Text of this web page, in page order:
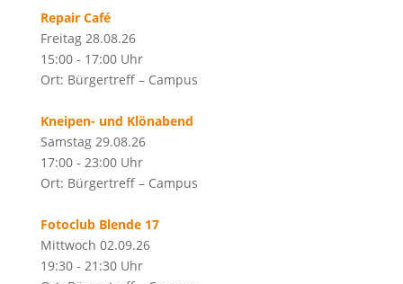
Repair Café
Freitag 28.08.26
15:00 - 17:00 Uhr
Ort: Bürgertreff – Campus
Kneipen- und Klönabend
Samstag 29.08.26
17:00 - 23:00 Uhr
Ort: Bürgertreff – Campus
Fotoclub Blende 17
Mittwoch 02.09.26
19:30 - 21:30 Uhr